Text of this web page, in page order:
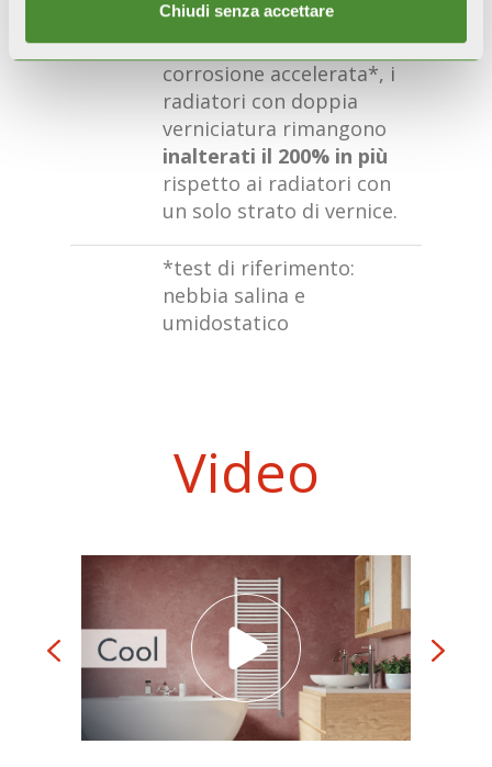
Chiudi senza accettare
CERTIFICATA
Durante i test di
corrosione accelerata*, i
radiatori con doppia
verniciatura rimangono
inalterati il 200% in più
rispetto ai radiatori con
un solo strato di vernice.
*test di riferimento:
nebbia salina e
umidostatico
Video